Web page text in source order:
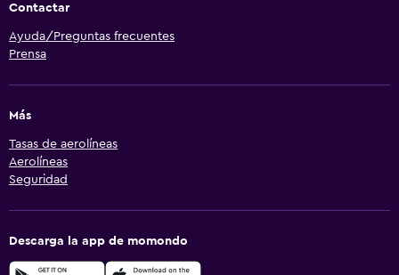
Contactar
Ayuda/Preguntas frecuentes
Prensa
Más
Tasas de aerolíneas
Aerolíneas
Seguridad
Descarga la app de momondo